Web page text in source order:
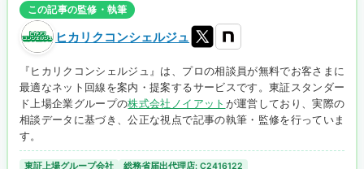
この記事の監修・執筆
ヒカリクコンシェルジュ
『ヒカリクコンシェルジュ』は、プロの相談員が無料でお客さまに
最適なネット回線を案内・提案するサービスです。東証スタンダー
ド上場企業グループの株式会社ノイアット が運営しており、実際の
相談データに基づき、公正な視点で記事の執筆・監修を行っていま
す。
東証上場グループ会社 総務省届出代理店: C2416122